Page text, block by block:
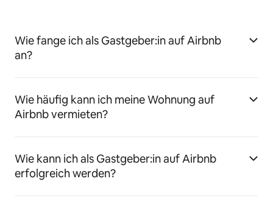
Wie fange ich als Gastgeber:in auf Airbnb
an?
Wie häufig kann ich meine Wohnung auf
Airbnb vermieten?
Wie kann ich als Gastgeber:in auf Airbnb
erfolgreich werden?